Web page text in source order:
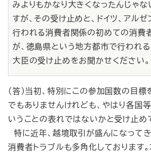
みよりもかなり大きくなったんじゃな
すが、その受け止めと、ドイツ、アル
行われる消費者関係の初めての消費
が、徳島県という地方都市で行われ
大臣の受け止めをお聞かせください。
（答）当初、特別にこの参加国数の目
でもありませんけれども、やはり各国
いうことの表れではないかと受け止め
特に近年、越境取引が盛んになってき
消費者トラブルも多角化しております